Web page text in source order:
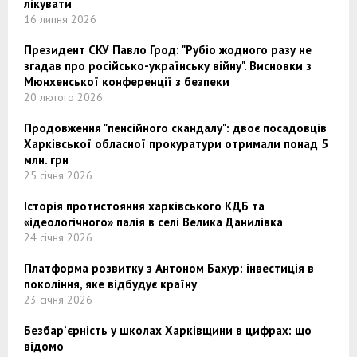
лікувати
16 липня 2026
Президент СКУ Павло Грод: "Рубіо жодного разу не
згадав про російсько-українську війну". Висновки з
Мюнхенської конференції з безпеки
20 лютого 2026
Продовження "пенсійного скандалу": двоє посадовців
Харківської обласної прокуратури отримали понад 5
млн. грн
25 січня 2026
Історія протистояння харківського КДБ та
«ідеологічного» палія в селі Велика Данилівка
24 січня 2026
Платформа розвитку з Антоном Бахур: інвестиція в
покоління, яке відбудує країну
23 січня 2026
Безбар’єрність у школах Харківщини в цифрах: що
відомо